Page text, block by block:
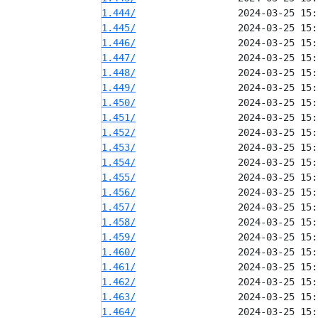
1.444/
1.445/
1.446/
1.447/
1.448/
1.449/
1.450/
1.451/
1.452/
1.453/
1.454/
1.455/
1.456/
1.457/
1.458/
1.459/
1.460/
1.461/
1.462/
1.463/
1.464/